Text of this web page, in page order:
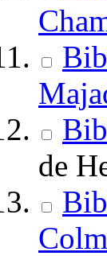
de